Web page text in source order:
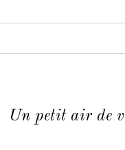
Un petit air de